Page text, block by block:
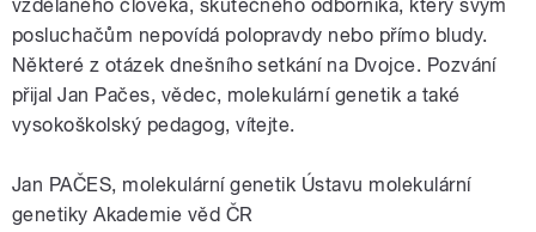
vzdělaného člověka, skutečného odborníka, který svým
posluchačům nepovídá polopravdy nebo přímo bludy.
Některé z otázek dnešního setkání na Dvojce. Pozvání
přijal Jan Pačes, vědec, molekulární genetik a také
vysokoškolský pedagog, vítejte.
Jan PAČES, molekulární genetik Ústavu molekulární
genetiky Akademie věd ČR